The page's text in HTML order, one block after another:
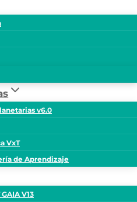
v6.0
VxT
de Aprendizaje
V13